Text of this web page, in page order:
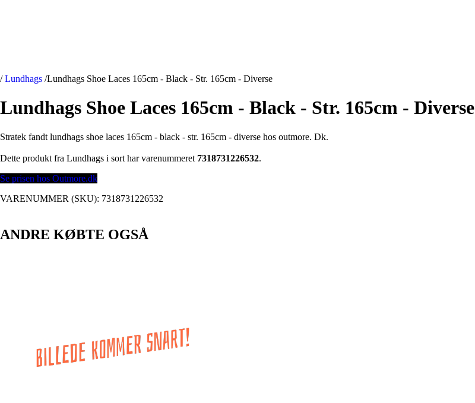
/ Lundhags /Lundhags Shoe Laces 165cm - Black - Str. 165cm - Diverse
Lundhags Shoe Laces 165cm - Black - Str. 165cm - Diverse
Stratek fandt lundhags shoe laces 165cm - black - str. 165cm - diverse hos outmore. Dk.
Dette produkt fra Lundhags i sort har varenummeret 7318731226532.
Se prisen hos Outmore.dk
VARENUMMER (SKU): 7318731226532
ANDRE KØBTE OGSÅ